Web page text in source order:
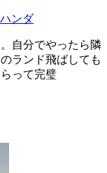
ンダ
自分でやったら隣
ランド飛ばしても
って完璧